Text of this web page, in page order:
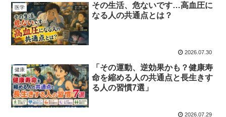
医学
その生活、危ないです…高血圧に
なる人の共通点とは？
2026.07.30
健康
「その運動、逆効果かも？健康寿
命を縮める人の共通点と長生きす
る人の習慣7選」
2026.07.29